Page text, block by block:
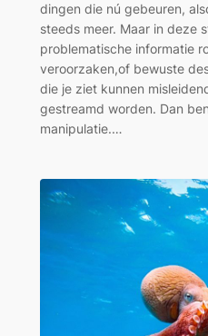
dingen die nú gebeuren,
steeds meer. Maar in deze
problematische informatie
veroorzaken,of bewuste
die je ziet kunnen
gestreamd worden. Dan
manipulatie.…